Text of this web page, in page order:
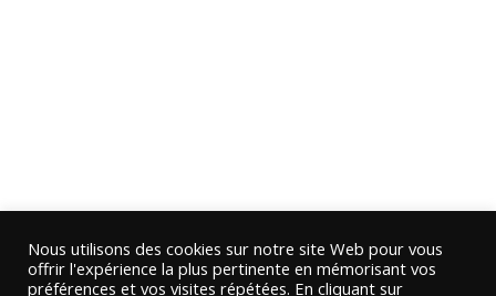
Nous utilisons des cookies sur notre site Web pour vous
offrir l'expérience la plus pertinente en mémorisant vos
préférences et vos visites répétées. En cliquant sur